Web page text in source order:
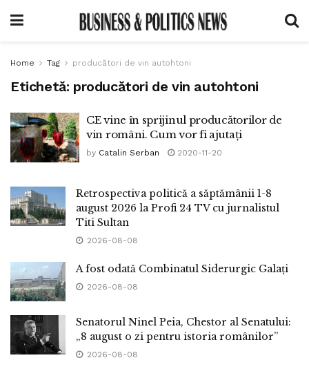
Home Tag producători de vin autohtoni
Etichetă: producători de vin autohtoni
CE vine în sprijinul producătorilor de
vin români. Cum vor fi ajutați
by Catalin Serban 2020-11-20
Retrospectiva politică a săptămânii 1-8
august 2026 la Profi 24 TV cu jurnalistul
Titi Sultan
2026-08-08
A fost odată Combinatul Siderurgic Galați
2026-08-08
Senatorul Ninel Peia, Chestor al Senatului:
„8 august o zi pentru istoria românilor”
2026-08-08